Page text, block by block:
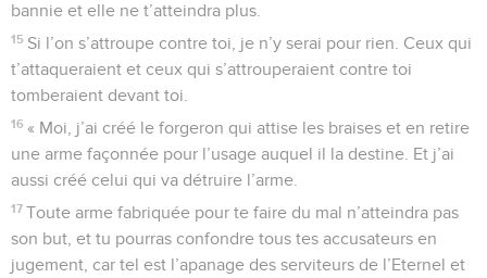
bannie et elle ne t’atteindra plus.
15 Si l’on s’attroupe contre toi, je n’y serai pour rien. Ceux qui
t’attaqueraient et ceux qui s’attrouperaient contre toi
tomberaient devant toi.
16 « Moi, j’ai créé le forgeron qui attise les braises et en retire
une arme façonnée pour l’usage auquel il la destine. Et j’ai
aussi créé celui qui va détruire l’arme.
17 Toute arme fabriquée pour te faire du mal n’atteindra pas
son but, et tu pourras confondre tous tes accusateurs en
jugement, car tel est l’apanage des serviteurs de l’Eternel et